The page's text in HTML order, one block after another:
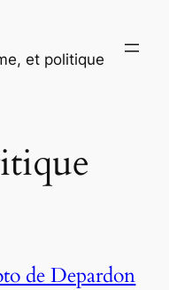
et politique
de Depardon